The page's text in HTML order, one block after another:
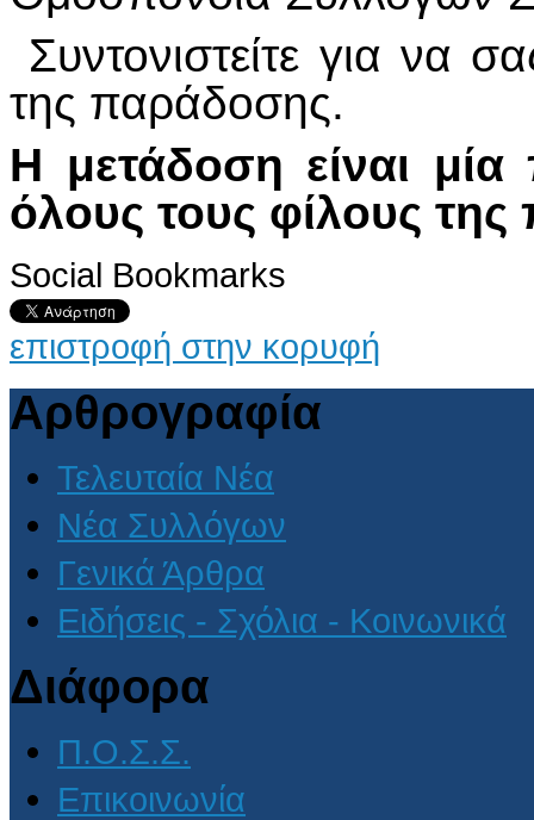
Συντονιστείτε για να
της παράδοσης.
Η μετάδοση είναι
όλους τους φίλους
Social Bookmarks
επιστροφή στην κορυφή
Αρθρογραφία
Τελευταία Νέα
Νέα Συλλόγων
Γενικά Άρθρα
Ειδήσεις - Σχόλια - Κοινωνικά
Διάφορα
Π.Ο.Σ.Σ.
Επικοινωνία